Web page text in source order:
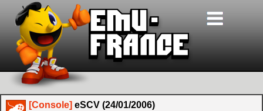
[Console] eSCV (24/01/2006)